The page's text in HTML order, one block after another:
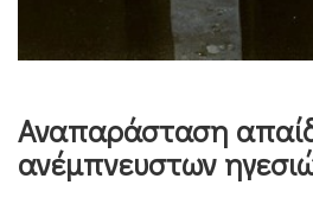
Αναπαράσταση
ανέμπνευστων